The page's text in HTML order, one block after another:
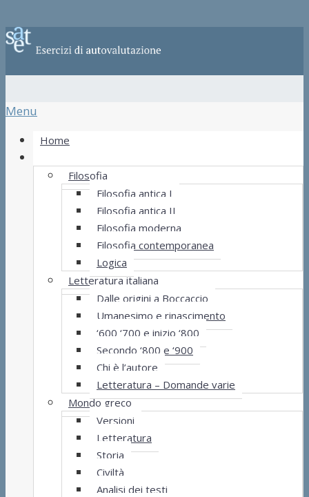
Menu
Home
Filosofia
Filosofia antica I
Filosofia antica II
Filosofia moderna
Filosofia contemporanea
Logica
Letteratura italiana
Dalle origini a Boccaccio
Umanesimo e rinascimento
‘600 ‘700 e inizio ‘800
Secondo ‘800 e ‘900
Chi è l’autore
Letteratura – Domande varie
Mondo greco
Versioni
Letteratura
Storia
Civiltà
Analisi dei testi